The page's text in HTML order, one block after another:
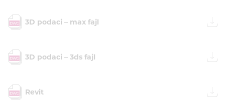
3D podaci – max fajl
3D podaci – 3ds fajl
Revit